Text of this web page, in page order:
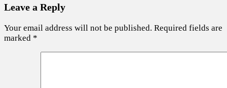
Leave a Reply
Your email address will not be published. Required fields are
marked *